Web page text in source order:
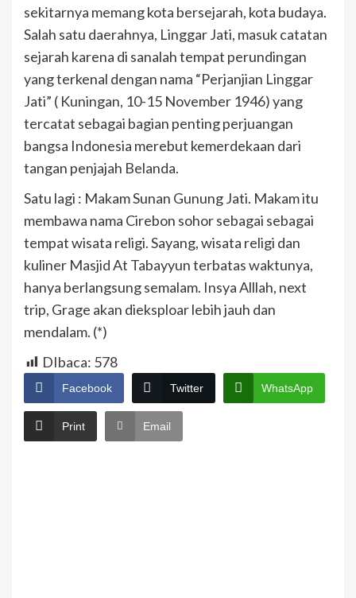
sekitarnya memang kota bersejarah, kota budaya.
Salah satu daerahnya, Linggar Jati, masuk catatan
sejarah karena di sanalah tempat perundingan
yang terkenal dengan nama “Perjanjian Linggar
Jati” ( Kuningan, 10-15 November 1946) yang
tercatat sebagai bagian penting perjuangan
bangsa Indonesia merebut kemerdekaan dari
tangan penjajah Belanda.
Satu lagi : Makam Sunan Gunung Jati. Makam itu
membawa nama Cirebon sohor sebagai sebagai
tempat wisata religi. Sayang, wisata religi dan
kuliner Masjid At Tabayyun terbatas waktunya,
hanya berlangsung semalam. Insya Alllah, next
trip, Grage akan dieksploar lebih jauh dan
mendalam. (*)
DIbaca: 578
Facebook Twitter WhatsApp
Print Email